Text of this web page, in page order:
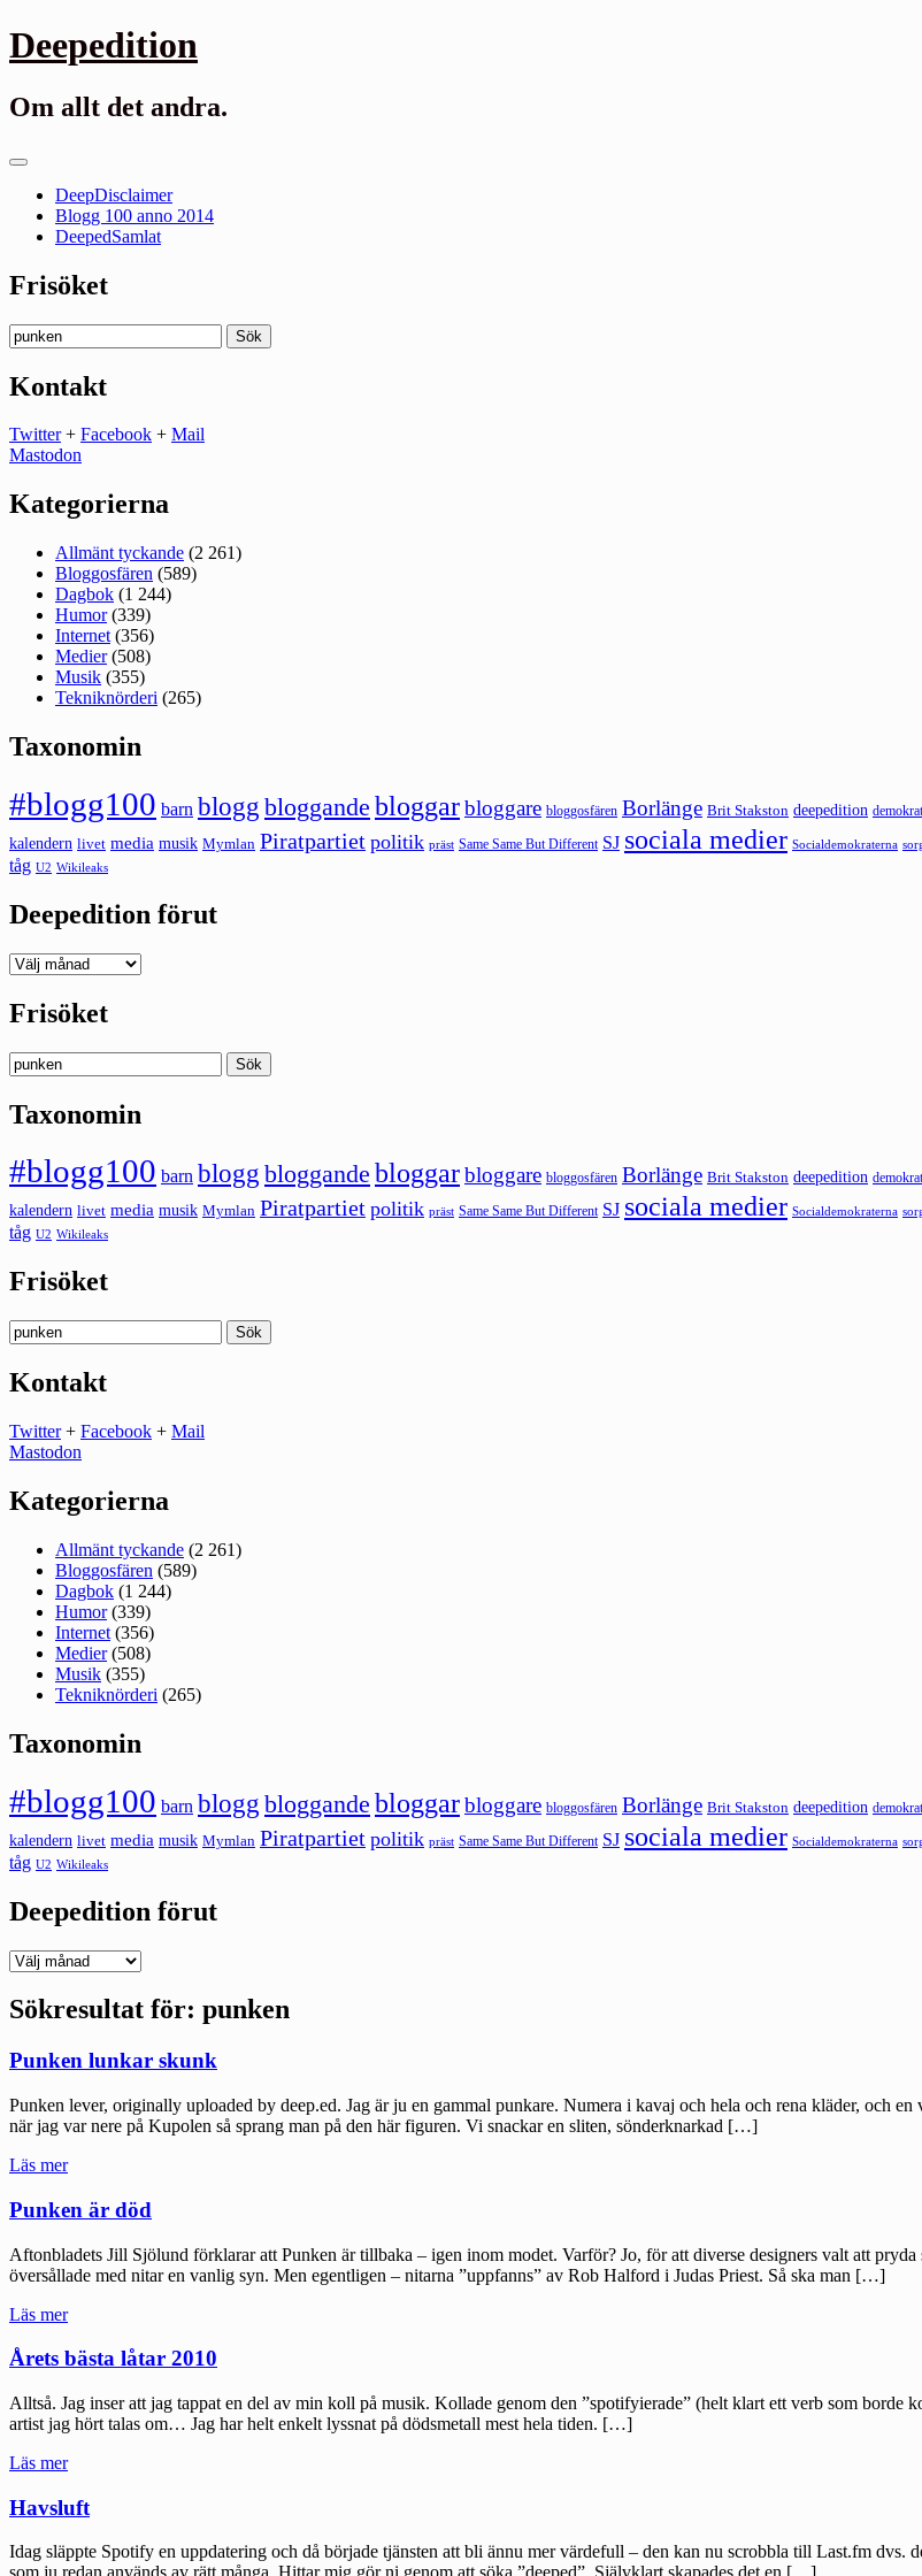
Gå
till
Deepedition
Om allt det andra.
Primär
DeepDisclaimer
Blogg 100 anno 2014
DeepedSamlat
Frisöket
Sök
efter:
Kontakt
Twitter+ Facebook + Mail
Mastodon
Kategorierna
Allmänt tyckande (2 261)
Bloggosfären (589)
Dagbok (1 244)
Humor(339)
Internet (356)
Medier(508)
Musik (355)
Tekniknörderi (265)
Taxonomin
#blogg100 barn blogg bloggande bloggarbloggare bloggosfären Borlänge Brit Stakston deepedition
kalendern livet media musik Mymlan Piratpartiet politik präst Same Same But Different SJ sociala medier Socialdemokraterna
tåg U2 Wikileaks
Deepedition förut
Deepedition
Frisöket
Sök
efter:
Taxonomin
#blogg100 barn blogg bloggande bloggarbloggare bloggosfären Borlänge Brit Stakston deepedition
kalendern livet media musik Mymlan Piratpartiet politik präst Same Same But Different SJ sociala medier Socialdemokraterna
tåg U2 Wikileaks
Frisöket
Sök
efter:
Kontakt
Twitter+ Facebook + Mail
Mastodon
Kategorierna
Allmänt tyckande (2 261)
Bloggosfären (589)
Dagbok (1 244)
Humor(339)
Internet (356)
Medier(508)
Musik (355)
Tekniknörderi (265)
Taxonomin
#blogg100 barn blogg bloggande bloggarbloggare bloggosfären Borlänge Brit Stakston deepedition
kalendern livet media musik Mymlan Piratpartiet politik präst Same Same But Different SJ sociala medier Socialdemokraterna
tåg U2 Wikileaks
Deepedition förut
Deepedition
Sökresultat för: punken
Punken lunkar skunk
Punken lever, originally uploaded by deep.ed. Jag är ju en gammal punkare. Numera i kavaj och hela och rena kläder, och
när jag var nere på Kupolen så sprang man på den här figuren. Vi snackar en sliten, sönderknarkad […]
Läs mer"Punken
skunk"
Punken är död
Aftonbladets Jill Sjölund förklarar att Punken är tillbaka – igen inom modet. Varför? Jo, för att diverse designers valt att
översållade med nitar en vanlig syn. Men egentligen – nitarna ”uppfanns” av Rob Halford i Judas Priest. Så ska man […]
Läs mer"Punken
död"
Årets bästa låtar 2010
Alltså. Jag inser att jag tappat en del av min koll på musik. Kollade genom den ”spotifyierade” (helt klart ett verb som
artist jag hört talas om… Jag har helt enkelt lyssnat på dödsmetall mest hela tiden. […]
Läs mer"Årets
låtar
2010"
Havsluft
Idag släppte Spotify en uppdatering och då började tjänsten att bli ännu mer värdefull – den kan nu scrobbla till Last.fm dvs.